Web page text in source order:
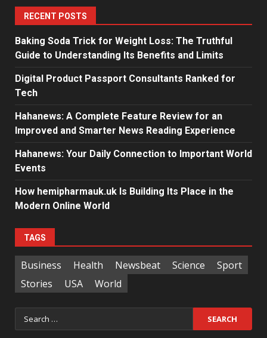
RECENT POSTS
Baking Soda Trick for Weight Loss: The Truthful
Guide to Understanding Its Benefits and Limits
Digital Product Passport Consultants Ranked for
Tech
Hahanews: A Complete Feature Review for an
Improved and Smarter News Reading Experience
Hahanews: Your Daily Connection to Important World
Events
How hemipharmauk.uk Is Building Its Place in the
Modern Online World
TAGS
Business Health Newsbeat Science
Sport
Stories
USA World
Search
for: